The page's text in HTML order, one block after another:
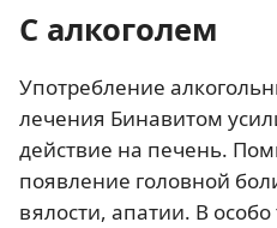
С алкоголем
Употребление
лечения Бинавитом
действие на печень.
появление головной
вялости, апатии. В